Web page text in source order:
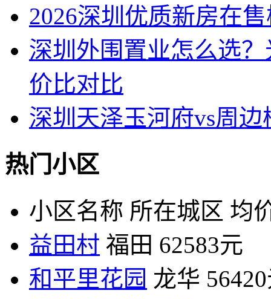
2026深圳优质新房在
深圳外围置业怎么选
价比对比
深圳天泽玉河府vs周
热门小区
小区名称 所在城区 均
益田村 福田 62583元
和平里花园 龙华